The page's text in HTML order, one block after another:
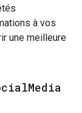
à vos
une meilleure
Media